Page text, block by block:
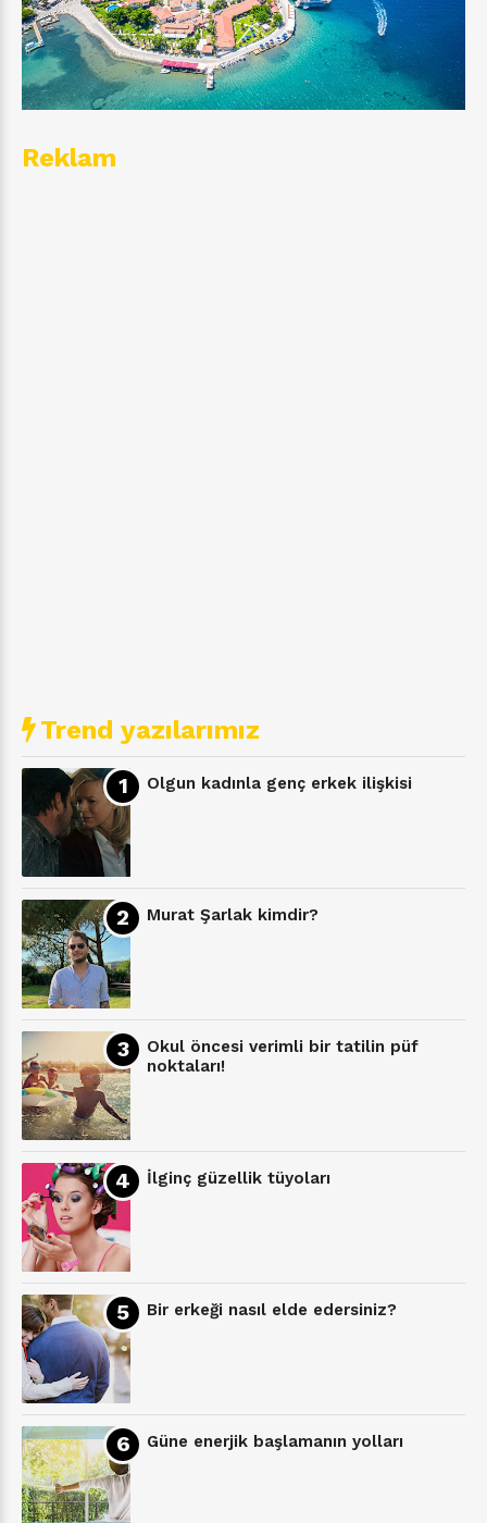
Reklam
Trend yazılarımız
Olgun kadınla genç erkek ilişkisi
Murat Şarlak kimdir?
Okul öncesi verimli bir tatilin püf
noktaları!
İlginç güzellik tüyoları
Bir erkeği nasıl elde edersiniz?
Güne enerjik başlamanın yolları